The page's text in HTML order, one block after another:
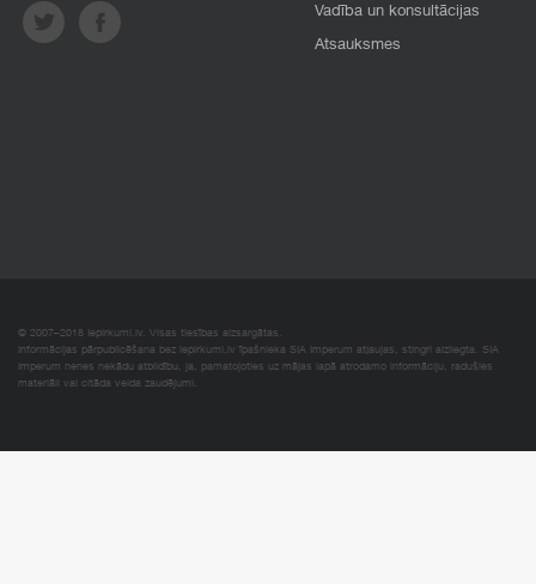
Vadība un konsultācijas
Atsauksmes
© 2007–2018 Iepirkumi.lv. Visas tiesības aizsargātas.
Informācijas pārpublicēšana bez iepirkumi.lv īpašnieka SIA Imperum atļaujas, stingri aizliegta. SIA
Imperum nenes nekādu atbildību, ja, pamatojoties uz mājas lapā atrodamo informāciju, radušies
materiāli vai citāda veida zaudējumi.